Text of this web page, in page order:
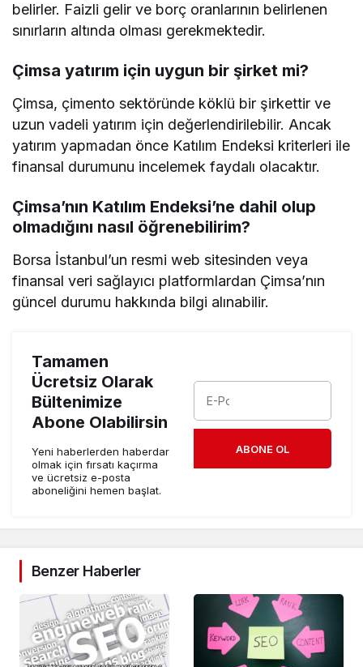
belirler. Faizli gelir ve borç oranlarının belirlenen
sınırların altında olması gerekmektedir.
Çimsa yatırım için uygun bir şirket mi?
Çimsa, çimento sektöründe köklü bir şirkettir ve
uzun vadeli yatırım için değerlendirilebilir. Ancak
yatırım yapmadan önce Katılım Endeksi kriterleri ile
finansal durumunu incelemek faydalı olacaktır.
Çimsa’nın Katılım Endeksi’ne dahil olup
olmadığını nasıl öğrenebilirim?
Borsa İstanbul’un resmi web sitesinden veya
finansal veri sağlayıcı platformlardan Çimsa’nın
güncel durumu hakkında bilgi alınabilir.
Tamamen
Ücretsiz Olarak
Bültenimize
Abone Olabilirsin
Yeni haberlerden haberdar
olmak için fırsatı kaçırma
ve ücretsiz e-posta
aboneliğini hemen başlat.
ABONE OL
Benzer Haberler